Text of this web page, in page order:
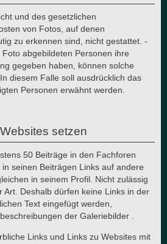
und des gesetzlichen
von Fotos, auf denen
zu erkennen sind, nicht gestattet. -
abgebildeten Personen ihre
gegeben haben, können solche
diesem Falle soll ausdrücklich das
Personen erwähnt werden.
setzen
50 Beiträge in den Fachforen
seinen Beiträgen Links auf andere
in seinem Profil. Nicht zulässig
Art. Deshalb dürfen keine Links in der
Text eingefügt werden,
der Galeriebilder .
Links und Links zu Websites mit